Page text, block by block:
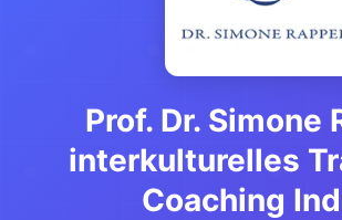
Prof. Dr. Simone
interkulturelles
Coaching